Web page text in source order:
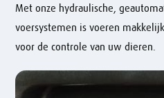
Met onze hydraulische,
voersystemen is voeren
voor de controle van uw dieren.